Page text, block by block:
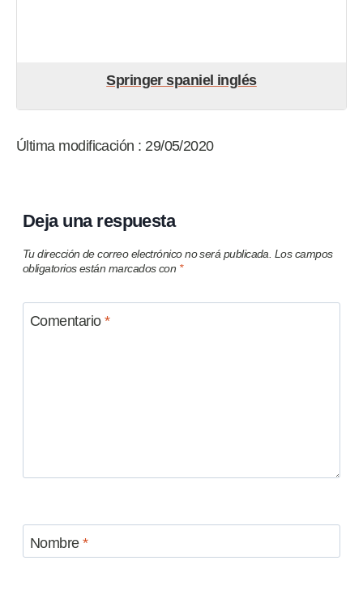
Springer spaniel inglés
Última modificación : 29/05/2020
Deja una respuesta
Tu dirección de correo electrónico no será publicada. Los campos
obligatorios están marcados con *
Comentario*
Nombre*